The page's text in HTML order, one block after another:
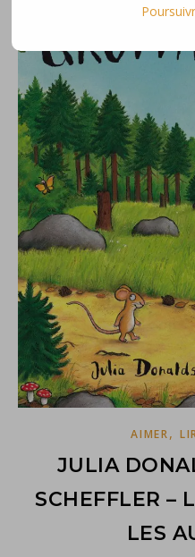
AIMER,
JULIA
SCHEFFLER –
LES